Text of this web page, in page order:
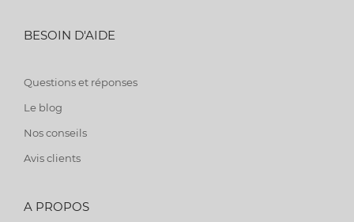
BESOIN D'AIDE
Questions et réponses
Le blog
Nos conseils
Avis clients
A PROPOS